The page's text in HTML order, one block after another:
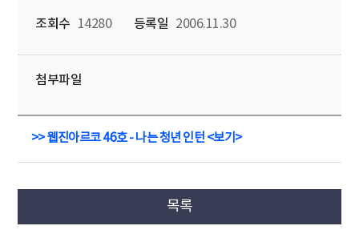
조회수 14280 등록일 2006.11.30
첨부파일
>>웹진아르코 46호 - 나는 청년 인턴 <보기>
목록